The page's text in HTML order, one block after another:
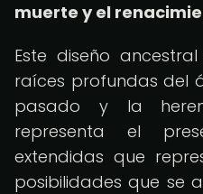
muerte y el
Este diseño
raíces profundas del
pasado y la
representa el
extendidas que
posibilidades que se